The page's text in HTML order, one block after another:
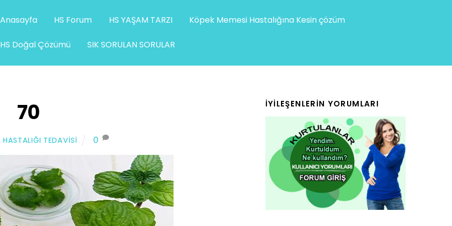
Anasayfa HS Forum HS YAŞAM TARZI Köpek Memesi Hastalığına Kesin çözüm
HS Doğal Çözümü SIK SORULAN SORULAR
70
HASTALIĞI TEDAVISI 0
İYILEŞENLERIN YORUMLARI